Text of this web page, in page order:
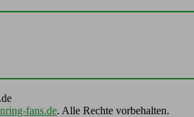
fans.de. Alle Rechte vorbehalten.